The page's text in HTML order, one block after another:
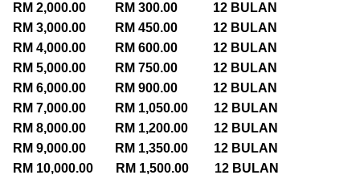
RM 2,000.00 RM 300.00 12 BULAN
RM 3,000.00 RM 450.00 12 BULAN
RM 4,000.00 RM 600.00 12 BULAN
RM 5,000.00 RM 750.00 12 BULAN
RM 6,000.00 RM 900.00 12 BULAN
RM 7,000.00 RM 1,050.00 12 BULAN
RM 8,000.00 RM 1,200.00 12 BULAN
RM 9,000.00 RM 1,350.00 12 BULAN
RM 10,000.00 RM 1,500.00 12 BULAN